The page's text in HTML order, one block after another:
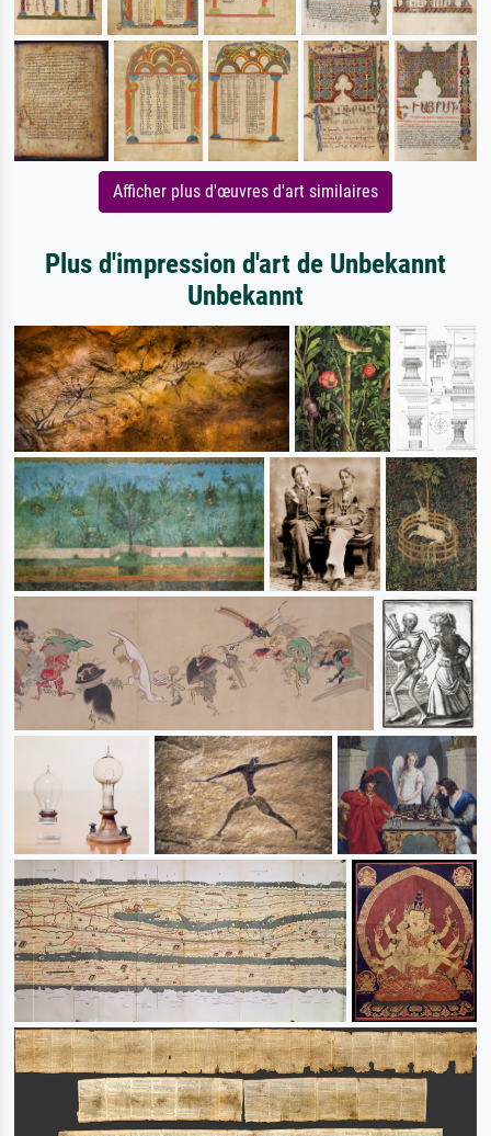
Afficher plus d'œuvres d'art similaires
Plus d'impression d'art de Unbekannt
Unbekannt